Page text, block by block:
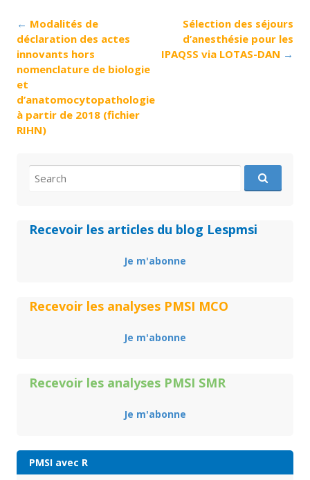
Post
navigation
← Modalités de
déclaration des actes
innovants hors
nomenclature de biologie
et
d’anatomocytopathologie
à partir de 2018 (fichier
RIHN)
Sélection des séjours
d’anesthésie pour les
IPAQSS via LOTAS-DAN →
for:
Recevoir les articles du blog Lespmsi
Je m'abonne
Recevoir les analyses PMSI MCO
Je m'abonne
Recevoir les analyses PMSI SMR
Je m'abonne
PMSI avec R